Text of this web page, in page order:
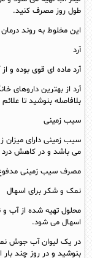
طول روز مصرف کنید.
این مخلوط به روند
آرد
آرد ماده ای قوی بوده و
آرد از بهترین داروهای
بلافاصله بنوشید تا
سیب زمینی
سیب زمینی دارای میزان
می باشد و در کاهش درد
مصرف سیب زمینی مدفوع
نمک و شکر برای اسهال
محلول تهیه شده از آب و
اسهال می شود.
در یک لیوان آب جوش
بنوشید و در روز چند بار